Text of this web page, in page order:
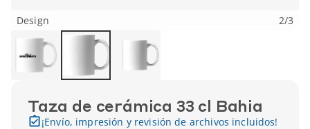
Design 2/3
Taza de cerámica 33 cl Bahia
¡Envío, impresión y revisión de archivos incluidos!